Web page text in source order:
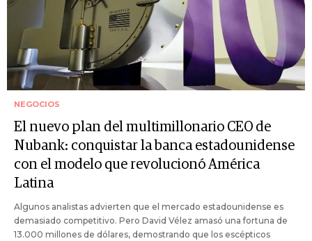
NEGOCIOS
El nuevo plan del multimillonario CEO de
Nubank: conquistar la banca estadounidense
con el modelo que revolucionó América
Latina
Algunos analistas advierten que el mercado estadounidense es
demasiado competitivo. Pero David Vélez amasó una fortuna de
13.000 millones de dólares, demostrando que los escépticos